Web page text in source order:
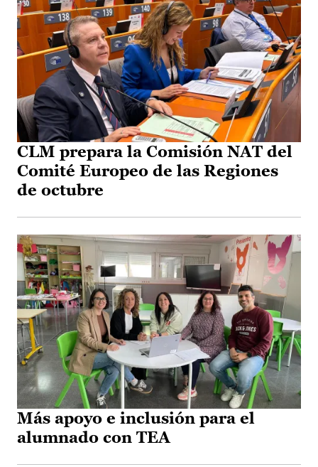
CLM prepara la Comisión NAT del
Comité Europeo de las Regiones
de octubre
Más apoyo e inclusión para el
alumnado con TEA